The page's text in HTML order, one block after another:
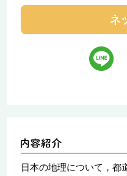
日本の地理について，都